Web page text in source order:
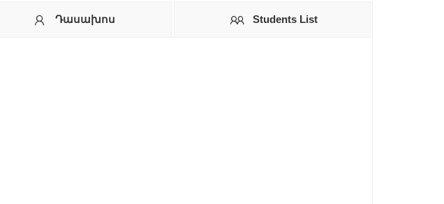
Դասախոս Students List